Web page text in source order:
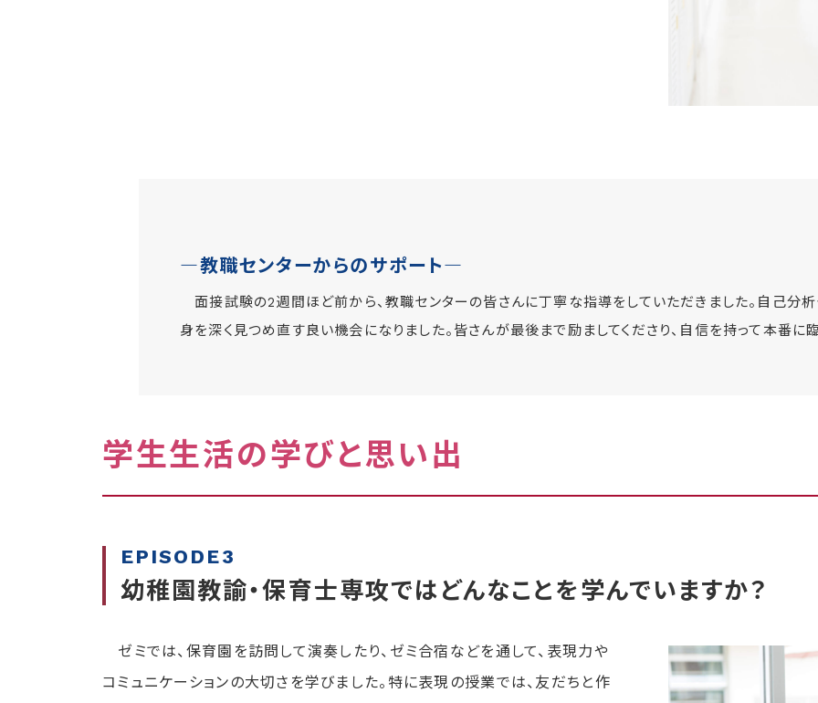
―教職センターからのサポート―
面接試験の2週間ほど前から、教職センターの皆さんに丁寧な指導をしていただきました。自己分
身を深く見つめ直す良い機会になりました。皆さんが最後まで励ましてくださり、自信を持って本番
学生生活の学びと思い出
EPISODE3
幼稚園教諭・保育士専攻ではどんなことを学んでいます
ゼミでは、保育園を訪問して演奏したり、ゼミ合宿などを通して、表現力や
コミュニケーションの大切さを学びました。特に表現の授業では、友だちと作